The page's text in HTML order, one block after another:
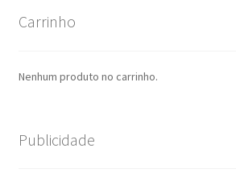
Carrinho
Nenhum produto no carrinho.
Publicidade